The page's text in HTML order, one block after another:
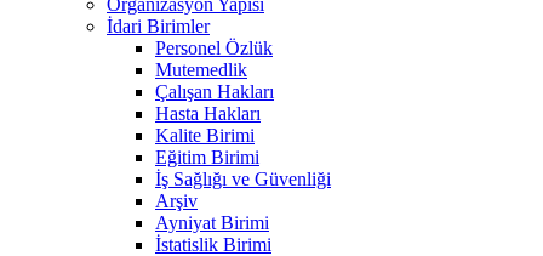
İdari Birimler
Personel Özlük
Mutemedlik
Çalışan Hakları
Hasta Hakları
Kalite Birimi
Eğitim Birimi
İş Sağlığı ve Güvenliği
Arşiv
Ayniyat Birimi
İstatislik Birimi